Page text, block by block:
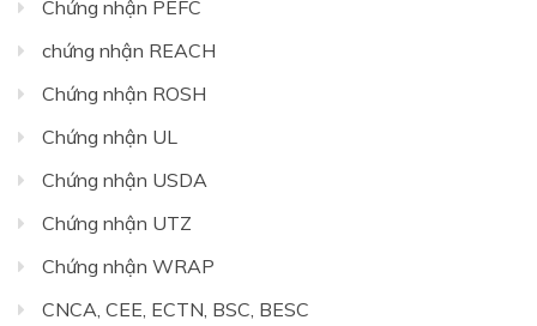
Chứng nhận PEFC
chứng nhận REACH
Chứng nhận ROSH
Chứng nhận UL
Chứng nhận USDA
Chứng nhận UTZ
Chứng nhận WRAP
CNCA, CEE, ECTN, BSC, BESC